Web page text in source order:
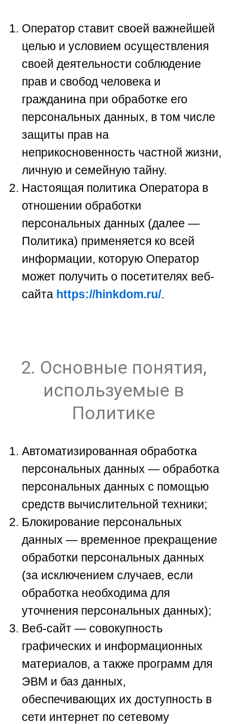
Оператор ставит своей важнейшей
целью и условием осуществления
своей деятельности соблюдение
прав и свобод человека и
гражданина при обработке его
персональных данных, в том числе
защиты прав на
неприкосновенность частной жизни,
личную и семейную тайну.
Настоящая политика Оператора в
отношении обработки
персональных данных (далее —
Политика) применяется ко всей
информации, которую Оператор
может получить о посетителях веб-
сайта https://hinkdom.ru/.
2. Основные понятия,
используемые в
Политике
Автоматизированная обработка
персональных данных — обработка
персональных данных с помощью
средств вычислительной техники;
Блокирование персональных
данных — временное прекращение
обработки персональных данных
(за исключением случаев, если
обработка необходима для
уточнения персональных данных);
Веб-сайт — совокупность
графических и информационных
материалов, а также программ для
ЭВМ и баз данных,
обеспечивающих их доступность в
сети интернет по сетевому